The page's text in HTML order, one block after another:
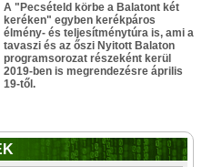
A "Pecsételd körbe a Balatont két
keréken" egyben kerékpáros
élmény- és teljesítménytúra is, ami a
tavaszi és az őszi Nyitott Balaton
programsorozat részeként kerül
2019-ben is megrendezésre április
19-től.